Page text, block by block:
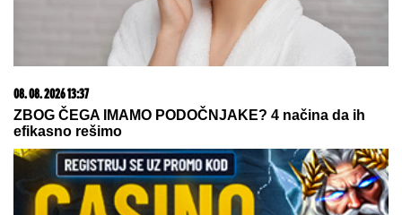
05. 08. 2026 06:45
Šta dete nasleđuje od oca, a šta od majke? Sve što
treba da znate o genetici